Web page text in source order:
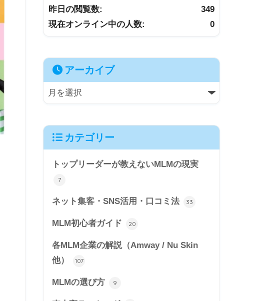
349
昨日の閲覧数:
0
現在オンライン中の人数:
アーカイブ
カテゴリー
トップリーダーが教えないMLMの現実
7
ネット集客・SNS活用・口コミ法 33
MLM初心者ガイド 20
各MLM企業の解説（Amway / Nu Skin
他）
107
MLMの選び方 9